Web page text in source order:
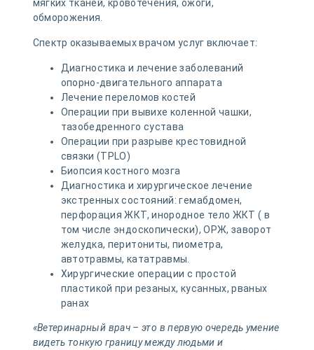
мягких тканей, кровотечения, ожоги,
обморожения.
Спектр оказываемых врачом услуг включает:
Диагностика и лечение заболеваний
опорно-двигательного аппарата
Лечение переломов костей
Операции при вывихе коленной чашки,
тазобедренного сустава
Операции при разрыве крестовидной
связки (TPLO)
Биопсия костного мозга
Диагностика и хирургическое лечение
экстренных состояний: гемабдомен,
перфорация ЖКТ, инородное тело ЖКТ ( в
том числе эндоскопически), ОРЖ, заворот
желудка, перитониты, пиометра,
автотравмы, кататравмы.
Хирургические операции с простой
пластикой при резаных, кусанных, рваных
ранах
«Ветеринарный врач – это в первую очередь умение
видеть тонкую границу между людьми и